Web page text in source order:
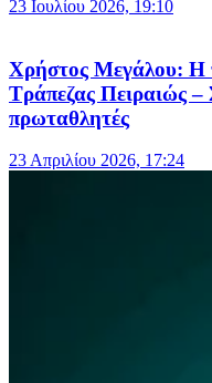
23 Ιουλίου 2026, 19:10
Χρήστος Μεγάλου: Η
Τράπεζας Πειραιώς –
πρωταθλητές
23 Απριλίου 2026, 17:24